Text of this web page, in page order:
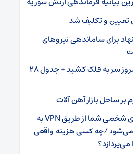
تعیین و تکلیف شد
پیشنهاد برای ساماندهی نیروهای
قیمت سکه امروز سر به فلک کشید + جدول ۲۸
بر ساحل بازار آهن‌ آلات
چگونه داده‌های شخصی شما از طریق VPN به
می‌شود /چه کسی هزینه واقعی
می‌پردازد؟